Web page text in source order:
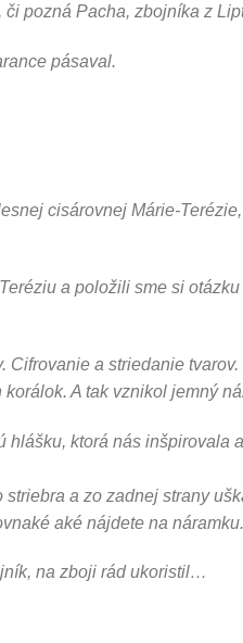
pozná Pacha, zbojníka z
pásaval.
cisárovnej Márie-
a položili sme si
a striedanie
A tak vznikol jemný
ktorá nás inšpirovala
a zo zadnej strany
aké nájdete na náramku.
na zboji rád ukoristil…